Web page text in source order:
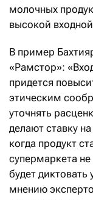
молочных
высокой
В пример
«Рамстор»:
придется
этическим
уточнять
делают ставку
когда продукт
супермаркета
будет
мнению